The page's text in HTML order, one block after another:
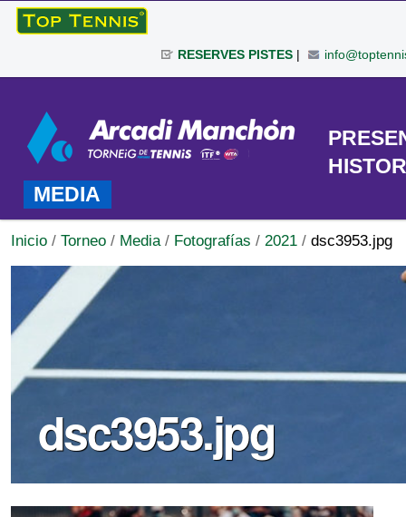
Cambiar
|
navegación
RESERVES PISTES|
Personales
TORNEO
MEDIA
Inicio / Torneo / Media / Fotografías / 2021 / dsc3953.jpg
dsc3953.jpg